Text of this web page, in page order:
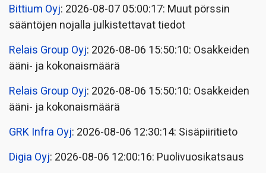
Bittium Oyj: 2026-08-07 05:00:17: Muut pörssin
sääntöjen nojalla julkistettavat tiedot
Relais Group Oyj: 2026-08-06 15:50:10: Osakkeiden
ääni- ja kokonaismäärä
Relais Group Oyj: 2026-08-06 15:50:10: Osakkeiden
ääni- ja kokonaismäärä
GRK Infra Oyj: 2026-08-06 12:30:14: Sisäpiiritieto
Digia Oyj: 2026-08-06 12:00:16: Puolivuosikatsaus